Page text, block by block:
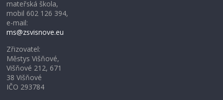
mateřská škola,
mobil 602 126 394,
e-mail:
ms@zsvisnove.eu
Zřizovatel:
Městys Višňové,
Višňové 212, 671
38 Višňové
IČO 293784